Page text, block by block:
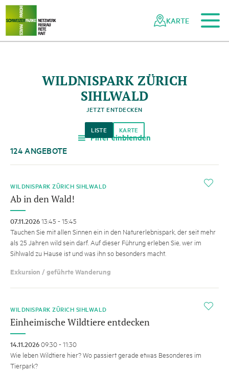
Navigieren
Netzwerk
Schweizer
Schnellnavigation
Zum Hauptinhalt
Zur mobilen Navigation
Zur Suche
Zum Fussbereich
Zur Sitemap
KARTE
WILDNISPARK ZÜRICH
SIHLWALD
JETZT ENTDECKEN
a Filter einblenden
LISTE KARTE
124 ANGEBOTE
i
WILDNISPARK ZÜRICH SIHLWALD
Ab in den Wald!
07.11.202613:45 - 15:45
Tauchen Sie mit allen Sinnen ein in den Naturerlebnispark, der seit mehr
als 25 Jahren wild sein darf. Auf dieser Führung erleben Sie, wer im
Sihlwald zu Hause ist und was ihn so besonders macht.
Exkursion / geführte Wanderung
i
WILDNISPARK ZÜRICH SIHLWALD
Einheimische Wildtiere entdecken
14.11.202609:30 - 11:30
Wie leben Wildtiere hier? Wo passiert gerade etwas Besonderes im
Tierpark?